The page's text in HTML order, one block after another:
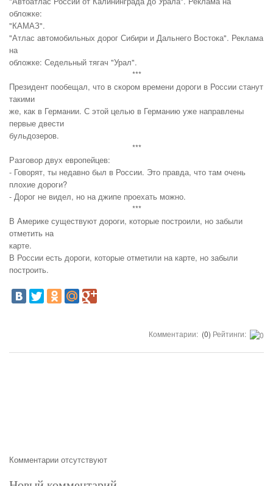
обложке:
"КАМАЗ".
"Атлас автомобильных дорог Сибири и Дальнего Востока". Реклама
на
обложке: Седельный тягач "Урал".
***
Президент пообещал, что в скором времени дороги в России станут
такими
же, как в Германии. С этой целью в Германию уже направлены
первые двести
бульдозеров.
***
Разговор двух европейцев:
- Говорят, ты недавно был в России. Это правда, что там очень
плохие дороги?
- Дорог не видел, но на джипе проехать можно.
***
В Америке существуют дороги, которые построили, но забыли
отметить на
карте.
В России есть дороги, которые отметили на карте, но забыли
построить.
Комментарии: (0) Рейтинги:
Комментарии отсутствуют